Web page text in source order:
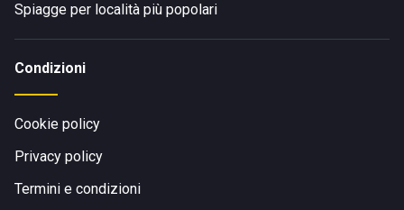
Spiagge per località più popolari
Condizioni
Cookie policy
Privacy policy
Termini e condizioni